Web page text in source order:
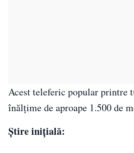
Acest teleferic popular printre
înălţime de aproape 1.500 de
Știre inițială: